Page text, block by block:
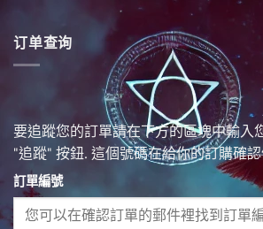
订单查询
要追蹤您的訂單請在下方的區塊中輸入
"追蹤" 按鈕. 這個號碼在給你的訂購確
訂單編號